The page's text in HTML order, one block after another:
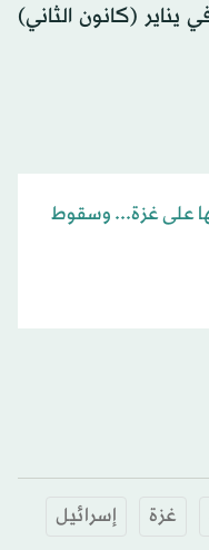
يناير (كانون الثاني)
على غزة... وسقوط
غزة
إسرائيل